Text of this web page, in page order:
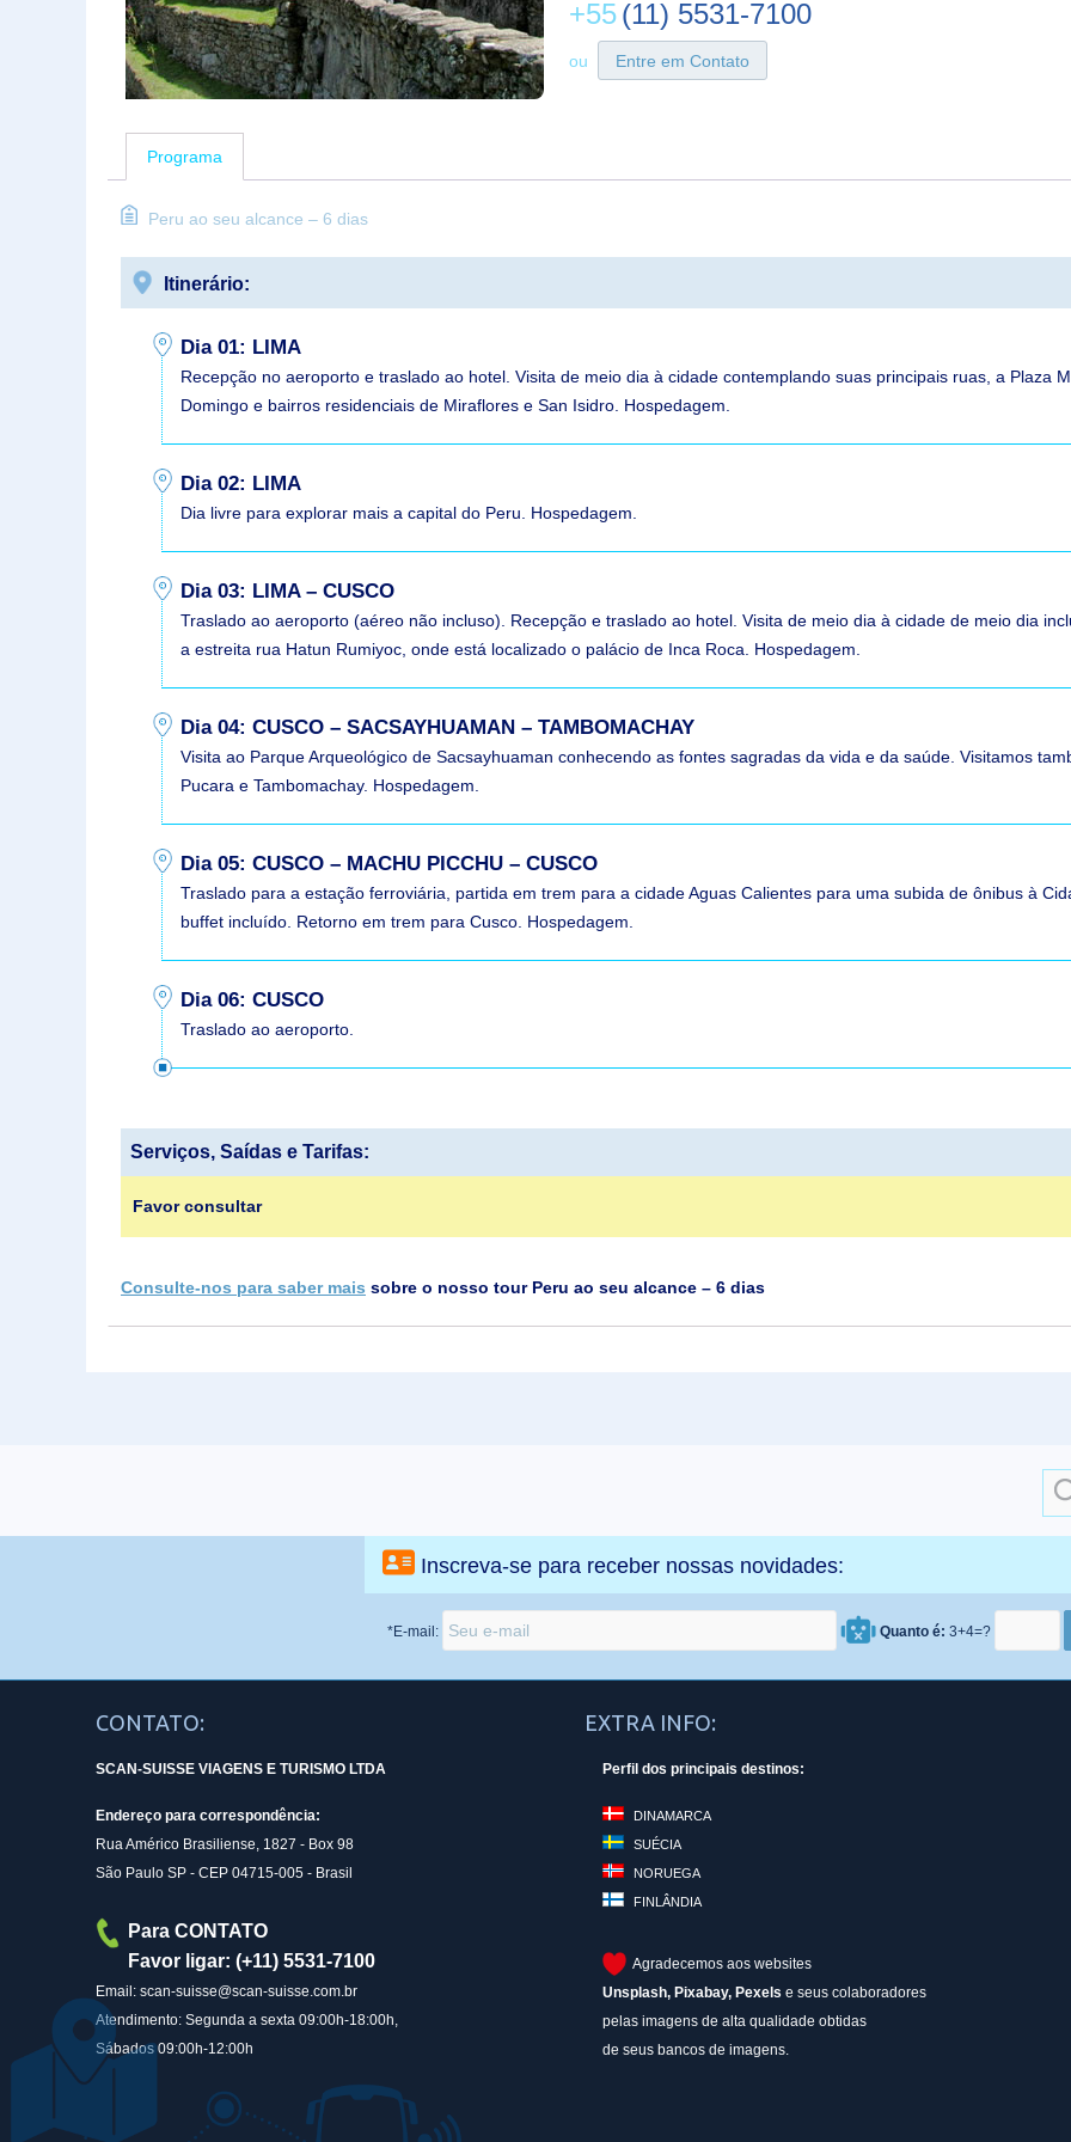
+55(11) 5531-7100
ou Entre em Contato
Programa
Peru ao seu alcance – 6 dias
Itinerário:
Dia 01: LIMA
Recepção no aeroporto e traslado ao hotel. Visita de meio dia à cidade contemplando suas principais ruas, a Plaza
Domingo e bairros residenciais de Miraflores e San Isidro. Hospedagem.
Dia 02: LIMA
Dia livre para explorar mais a capital do Peru. Hospedagem.
Dia 03: LIMA – CUSCO
Traslado ao aeroporto (aéreo não incluso). Recepção e traslado ao hotel. Visita de meio dia à cidade de meio dia
a estreita rua Hatun Rumiyoc, onde está localizado o palácio de Inca Roca. Hospedagem.
Dia 04: CUSCO – SACSAYHUAMAN – TAMBOMACHAY
Visita ao Parque Arqueológico de Sacsayhuaman conhecendo as fontes sagradas da vida e da saúde. Visitamos
Pucara e Tambomachay. Hospedagem.
Dia 05: CUSCO – MACHU PICCHU – CUSCO
Traslado para a estação ferroviária, partida em trem para a cidade Aguas Calientes para uma subida de ônibus à
buffet incluído. Retorno em trem para Cusco. Hospedagem.
Dia 06: CUSCO
Traslado ao aeroporto.
Serviços, Saídas e Tarifas:
Favor consultar
Consulte-nos para saber mais sobre o nosso tour Peru ao seu alcance – 6 dias
Inscreva-se para receber nossas novidades:
*E-mail: Quanto é: 3+4=?
CONTATO:
SCAN-SUISSE VIAGENS E TURISMO LTDA
Endereço para correspondência:
Rua Américo Brasiliense, 1827 - Box 98
São Paulo SP - CEP 04715-005 - Brasil
Para CONTATO
Favor ligar: (+11) 5531-7100
Email: scan-suisse@scan-suisse.com.br
Atendimento: Segunda a sexta 09:00h-18:00h,
Sábados 09:00h-12:00h
EXTRA INFO:
Perfil dos principais destinos:
DINAMARCA
SUÉCIA
NORUEGA
FINLÂNDIA
Agradecemos aos websites
Unsplash,Pixabay,Pexels e seus colaboradores
pelas imagens de alta qualidade obtidas
de seus bancos de imagens.